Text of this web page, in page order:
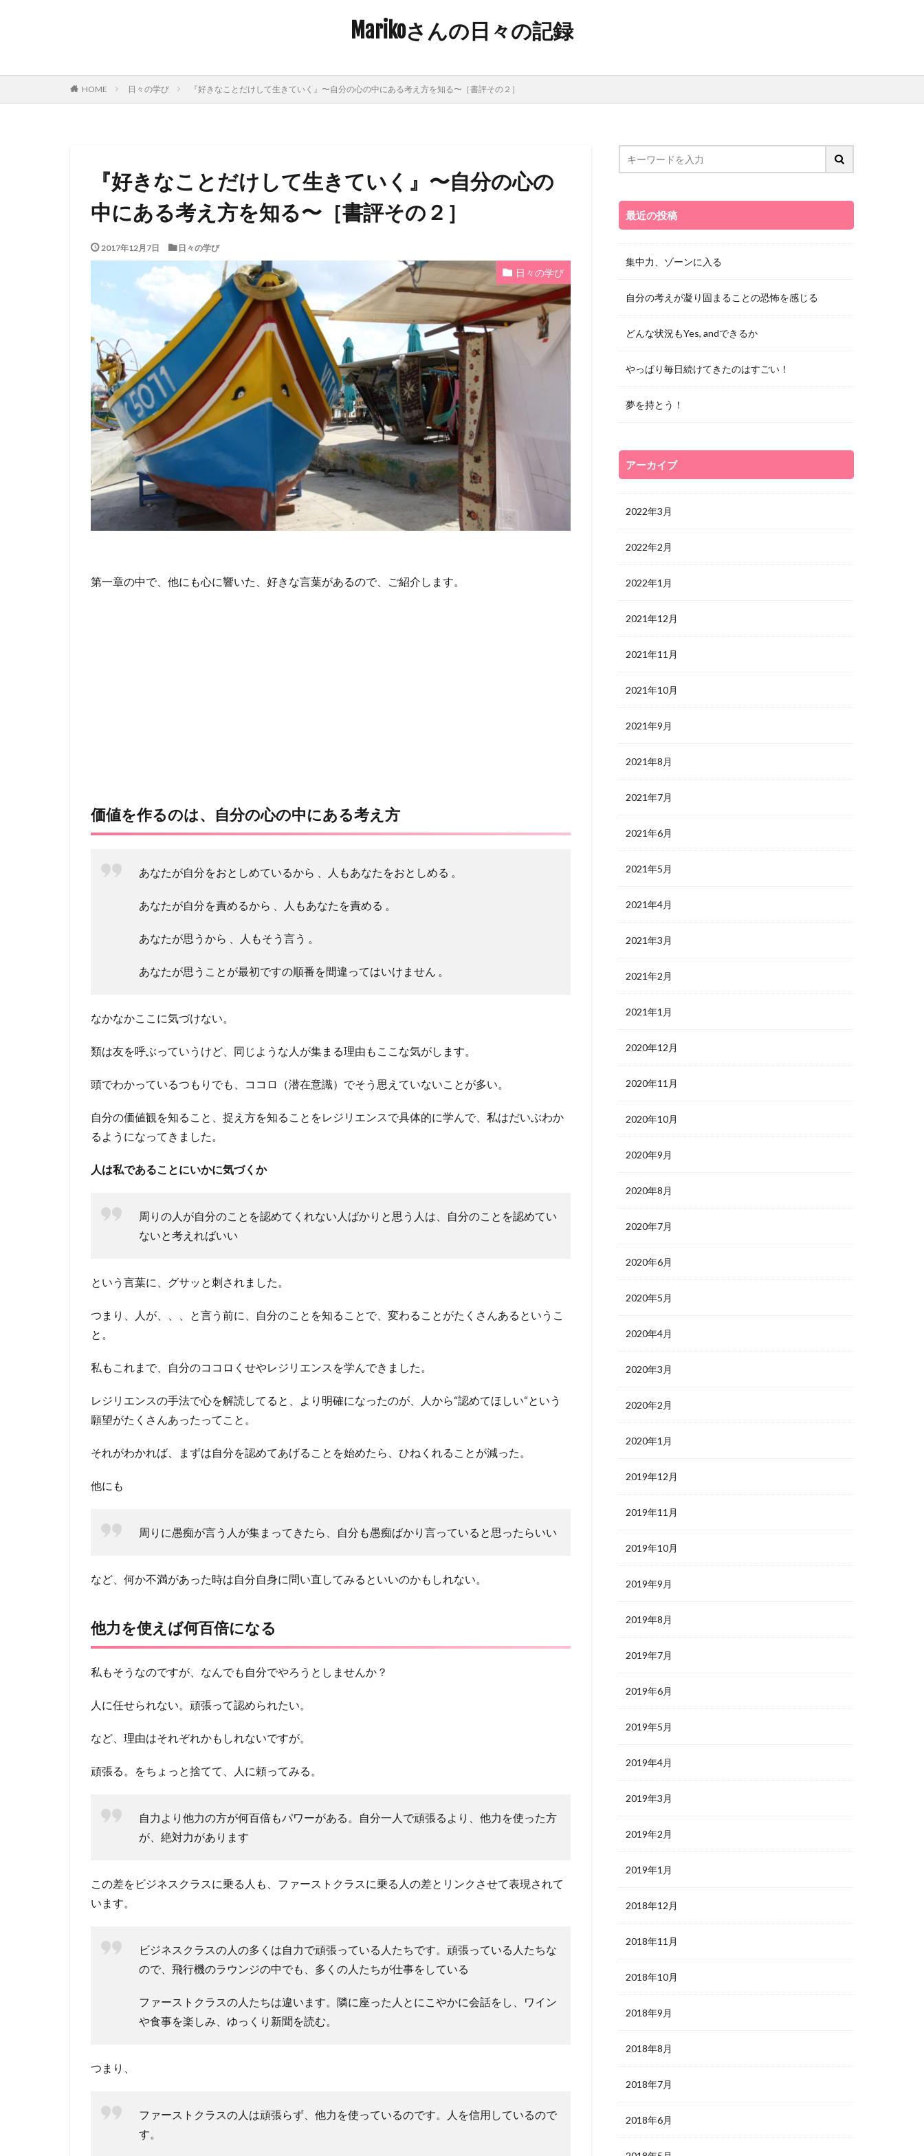
Marikoさんの日々の記録
HOME 日々の学び 『好きなことだけして生きていく』〜自分の心の中にある考え方を知る〜［書評その２］
『好きなことだけして生きていく』〜自分の心の
中にある考え方を知る〜［書評その２］
2017年12月7日 日々の学び
日々の学び
第一章の中で、他にも心に響いた、好きな言葉があるので、ご紹介します。
価値を作るのは、自分の心の中にある考え方
あなたが自分をおとしめているから 、人もあなたをおとしめる 。
あなたが自分を責めるから 、人もあなたを責める 。
あなたが思うから 、人もそう言う 。
あなたが思うことが最初ですの順番を間違ってはいけません 。
なかなかここに気づけない。
類は友を呼ぶっていうけど、同じような人が集まる理由もここな気がします。
頭でわかっているつもりでも、ココロ（潜在意識）でそう思えていないことが多い。
自分の価値観を知ること、捉え方を知ることをレジリエンスで具体的に学んで、私はだいぶわか
るようになってきました。
人は私であることにいかに気づくか
周りの人が自分のことを認めてくれない人ばかりと思う人は、自分のことを認めてい
ないと考えればいい
という言葉に、グサッと刺されました。
つまり、人が、、、と言う前に、自分のことを知ることで、変わることがたくさんあるというこ
と。
私もこれまで、自分のココロくせやレジリエンスを学んできました。
レジリエンスの手法で心を解読してると、より明確になったのが、人から“認めてほしい“という
願望がたくさんあったってこと。
それがわかれば、まずは自分を認めてあげることを始めたら、ひねくれることが減った。
他にも
周りに愚痴が言う人が集まってきたら、自分も愚痴ばかり言っていると思ったらいい
など、何か不満があった時は自分自身に問い直してみるといいのかもしれない。
他力を使えば何百倍になる
私もそうなのですが、なんでも自分でやろうとしませんか？
人に任せられない。頑張って認められたい。
など、理由はそれぞれかもしれないですが。
頑張る。をちょっと捨てて、人に頼ってみる。
自力より他力の方が何百倍もパワーがある。自分一人で頑張るより、他力を使った方
が、絶対力があります
この差をビジネスクラスに乗る人も、ファーストクラスに乗る人の差とリンクさせて表現されて
います。
ビジネスクラスの人の多くは自力で頑張っている人たちです。頑張っている人たちな
ので、飛行機のラウンジの中でも、多くの人たちが仕事をしている
ファーストクラスの人たちは違います。隣に座った人とにこやかに会話をし、ワイン
や食事を楽しみ、ゆっくり新聞を読む。
つまり、
ファーストクラスの人は頑張らず、他力を使っているのです。人を信用しているので
す。
最近の投稿
集中力、ゾーンに入る
自分の考えが凝り固まることの恐怖を感じる
どんな状況もYes, andできるか
やっぱり毎日続けてきたのはすごい！
夢を持とう！
アーカイブ
2022年3月
2022年2月
2022年1月
2021年12月
2021年11月
2021年10月
2021年9月
2021年8月
2021年7月
2021年6月
2021年5月
2021年4月
2021年3月
2021年2月
2021年1月
2020年12月
2020年11月
2020年10月
2020年9月
2020年8月
2020年7月
2020年6月
2020年5月
2020年4月
2020年3月
2020年2月
2020年1月
2019年12月
2019年11月
2019年10月
2019年9月
2019年8月
2019年7月
2019年6月
2019年5月
2019年4月
2019年3月
2019年2月
2019年1月
2018年12月
2018年11月
2018年10月
2018年9月
2018年8月
2018年7月
2018年6月